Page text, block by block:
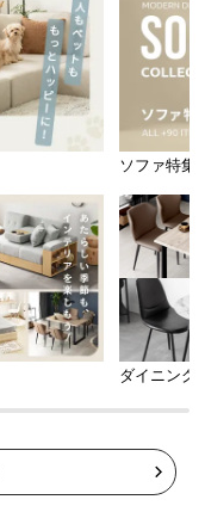
ソファ特集
ダイニング